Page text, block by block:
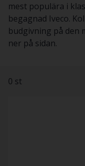
mest populära i
begagnad Iveco.
budgivning på den
ner på sidan.
0 st